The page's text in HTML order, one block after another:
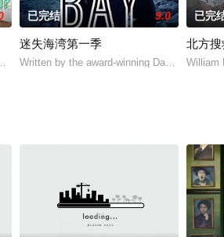
样一个问题：我们真的想成为更好的人吗？男
丝、胡安玛和阿尔瓦罗的突然到来打乱了米亚和
已完结 9.0
迷失海湾第一季
Written by the award-winning Daragh
已完
北方搜
William